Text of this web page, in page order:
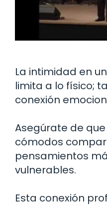
La intimidad en
limita a lo físico;
conexión
Asegúrate de
cómodos
pensamientos
vulnerables.
Esta conexión